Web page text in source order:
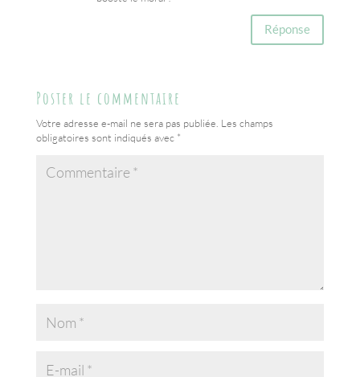
Réponse
Poster le commentaire
Votre adresse e-mail ne sera pas publiée. Les champs
obligatoires sont indiqués avec *